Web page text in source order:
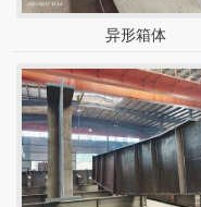
异形箱体